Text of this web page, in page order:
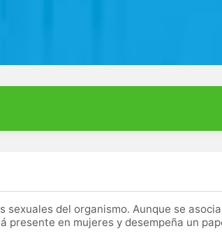
sexuales del organismo. Aunque se asocia
presente en mujeres y desempeña un